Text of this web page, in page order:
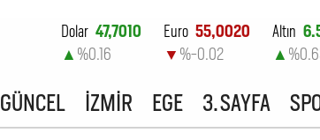
Dolar 47,7010
▲ %0.16
Euro 55,0020
▼ %-0.02
Altın
▲
%0
GÜNCEL İZMİR EGE 3. SAYFA